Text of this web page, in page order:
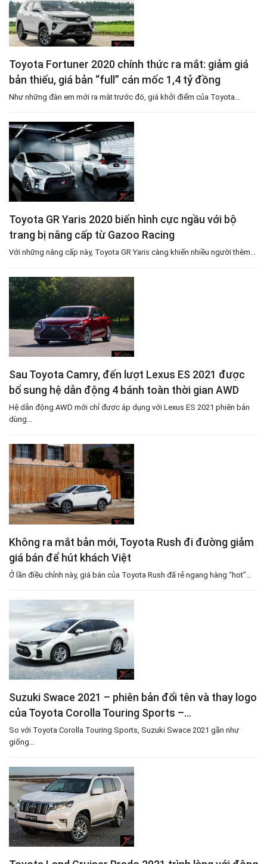
Toyota Fortuner 2020 chính thức ra mắt: giảm giá
bản thiếu, giá bản “full” cán mốc 1,4 tỷ đồng
Như những đàn em mới ra mắt trước đó, giá khởi điểm của Toyota…
Toyota GR Yaris 2020 biến hình cực ngầu với bộ
trang bị nâng cấp từ Gazoo Racing
Với những nâng cấp này, Toyota GR Yaris càng khiến nhiều người thèm…
Sau Toyota Camry, đến lượt Lexus ES 2021 được
bổ sung hệ dẫn động 4 bánh toàn thời gian AWD
Hệ dẫn động AWD mới chỉ được áp dụng với Lexus ES 2021 phiên bản
dùng…
Không ra mắt bản mới, Toyota Rush đi đường giảm
giá bán để hút khách Việt
Ở lần điều chỉnh này, giá bán của Toyota Rush đã rẻ ngang hàng “hot”…
Suzuki Swace 2021 – phiên bản đổi tên và thay logo
của Toyota Corolla Touring Sports –…
So với Toyota Corolla Touring Sports, Suzuki Swace 2021 gần như
giống…